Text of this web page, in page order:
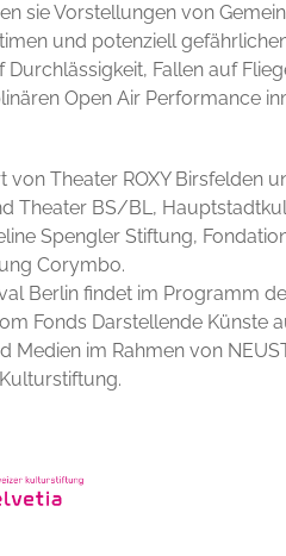
sie Vorstellungen von
und potenziell
Fallen auf
Open Air Performance
Theater ROXY Birsfelden
Theater BS/BL,
Spengler Stiftung,
Corymbo.
Berlin findet im Programm
Fonds Darstellende Künste
im Rahmen von